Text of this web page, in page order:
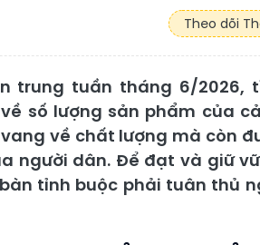
Theo dõi
trung tuần tháng 6/2026,
số lượng sản phẩm của
về chất lượng mà còn
người dân. Để đạt và giữ
tỉnh buộc phải tuân thủ